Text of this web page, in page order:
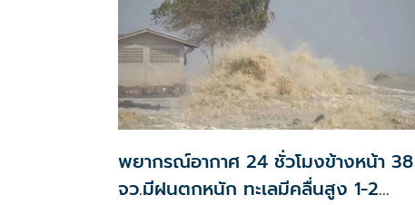
พยากรณ์อากาศ 24 ชั่วโมงข้างหน้า 38
จว.มีฝนตกหนัก ทะเลมีคลื่นสูง 1-2